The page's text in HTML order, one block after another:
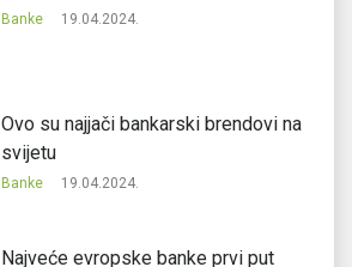
Banke 19.04.2024.
Ovo su najjači bankarski brendovi na
svijetu
Banke 19.04.2024.
Najveće evropske banke prvi put